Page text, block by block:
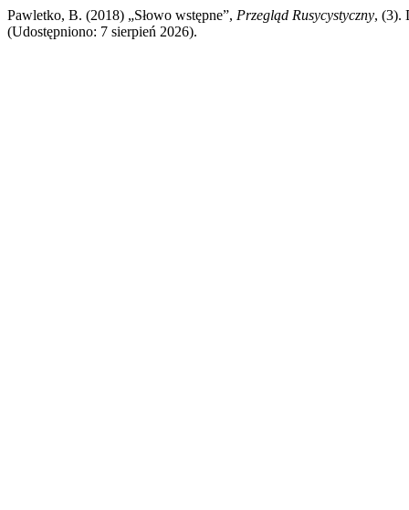
Pawletko, B. (2018) „Słowo wstępne”, Przegląd Rusycystyczny, (3).
(Udostępniono: 7 sierpień 2026).